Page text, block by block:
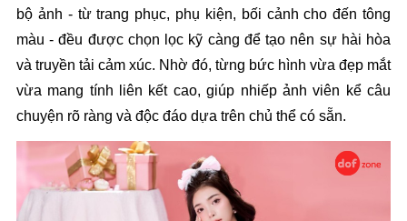
bộ ảnh - từ trang phục, phụ kiện, bối cảnh cho đến tông
màu - đều được chọn lọc kỹ càng để tạo nên sự hài hòa
và truyền tải cảm xúc. Nhờ đó, từng bức hình vừa đẹp mắt
vừa mang tính liên kết cao, giúp nhiếp ảnh viên kể câu
chuyện rõ ràng và độc đáo dựa trên chủ thể có sẵn.